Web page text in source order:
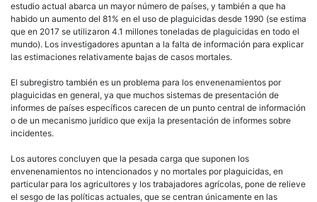
estudio actual abarca un mayor número de países, y también a que ha
habido un aumento del 81% en el uso de plaguicidas desde 1990 (se estima
que en 2017 se utilizaron 4.1 millones toneladas de plaguicidas en todo el
mundo). Los investigadores apuntan a la falta de información para explicar
las estimaciones relativamente bajas de casos mortales.
El subregistro también es un problema para los envenenamientos por
plaguicidas en general, ya que muchos sistemas de presentación de
informes de países específicos carecen de un punto central de información
o de un mecanismo jurídico que exija la presentación de informes sobre
incidentes.
Los autores concluyen que la pesada carga que suponen los
envenenamientos no intencionados y no mortales por plaguicidas, en
particular para los agricultores y los trabajadores agrícolas, pone de relieve
el sesgo de las políticas actuales, que se centran únicamente en las